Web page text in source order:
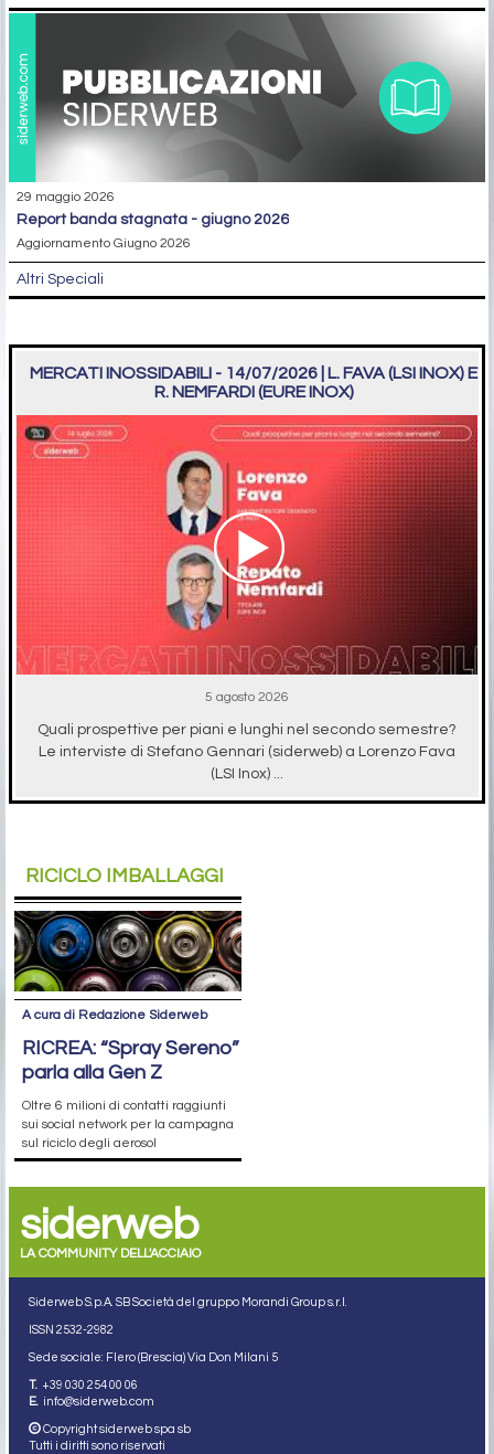
29 maggio 2026
report banda stagnata - giugno 2026
Aggiornamento Giugno 2026
Altri Speciali
MERCATI INOSSIDABILI - 14/07/2026 | L. FAVA (LSI INOX) E
R. NEMFARDI (EURE INOX)
5 agosto 2026
Quali prospettive per piani e lunghi nel secondo semestre?
Le interviste di Stefano Gennari (siderweb) a Lorenzo Fava
(LSI Inox) ...
RICICLO IMBALLAGGI
A cura di Redazione Siderweb
RICREA: “Spray Sereno”
parla alla Gen Z
Oltre 6 milioni di contatti raggiunti
sui social network per la campagna
sul riciclo degli aerosol
siderweb
LA COMMUNITY DELL'ACCIAIO
Siderweb S.p.A. SB Società del gruppo Morandi Group s.r.l.
ISSN 2532-2982
Sede sociale: Flero (Brescia) Via Don Milani 5
T. +39 030 254 00 06
E. info@siderweb.com
Copyright siderweb spa sb
Tutti i diritti sono riservati